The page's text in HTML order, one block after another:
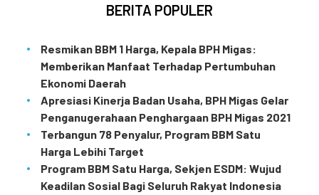
BERITA POPULER
Resmikan BBM 1 Harga, Kepala BPH Migas:
Memberikan Manfaat Terhadap Pertumbuhan
Ekonomi Daerah
Apresiasi Kinerja Badan Usaha, BPH Migas Gelar
Penganugerahaan Penghargaan BPH Migas 2021
Terbangun 78 Penyalur, Program BBM Satu
Harga Lebihi Target
Program BBM Satu Harga, Sekjen ESDM: Wujud
Keadilan Sosial Bagi Seluruh Rakyat Indonesia